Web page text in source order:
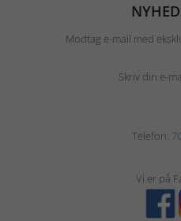
Modtag e-mail med
Skriv din e-
Telefon:
Vi er på